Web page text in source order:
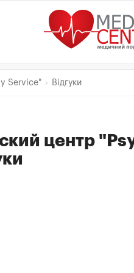
Service" Відгуки
центр